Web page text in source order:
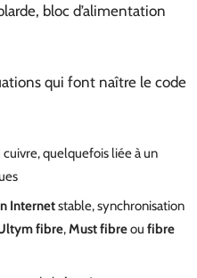
bloc d’alimentation
qui font naître le code
cuivre, quelquefois liée à un
Internetstable, synchronisation
fibre,Must fibreou fibre